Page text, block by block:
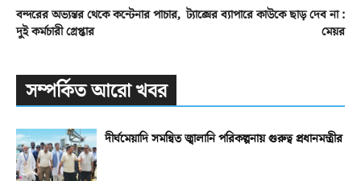
বন্দরের অভ্যন্তর থেকে কন্টেনার পাচার,
দুই কর্মচারী গ্রেপ্তার
ট্যাক্সের ব্যাপারে কাউকে ছাড় দেব না :
মেয়র
সম্পর্কিত আরো খবর
দীর্ঘমেয়াদি সমন্বিত জ্বালানি পরিকল্পনায় গুরুত্ব প্রধানমন্ত্রীর